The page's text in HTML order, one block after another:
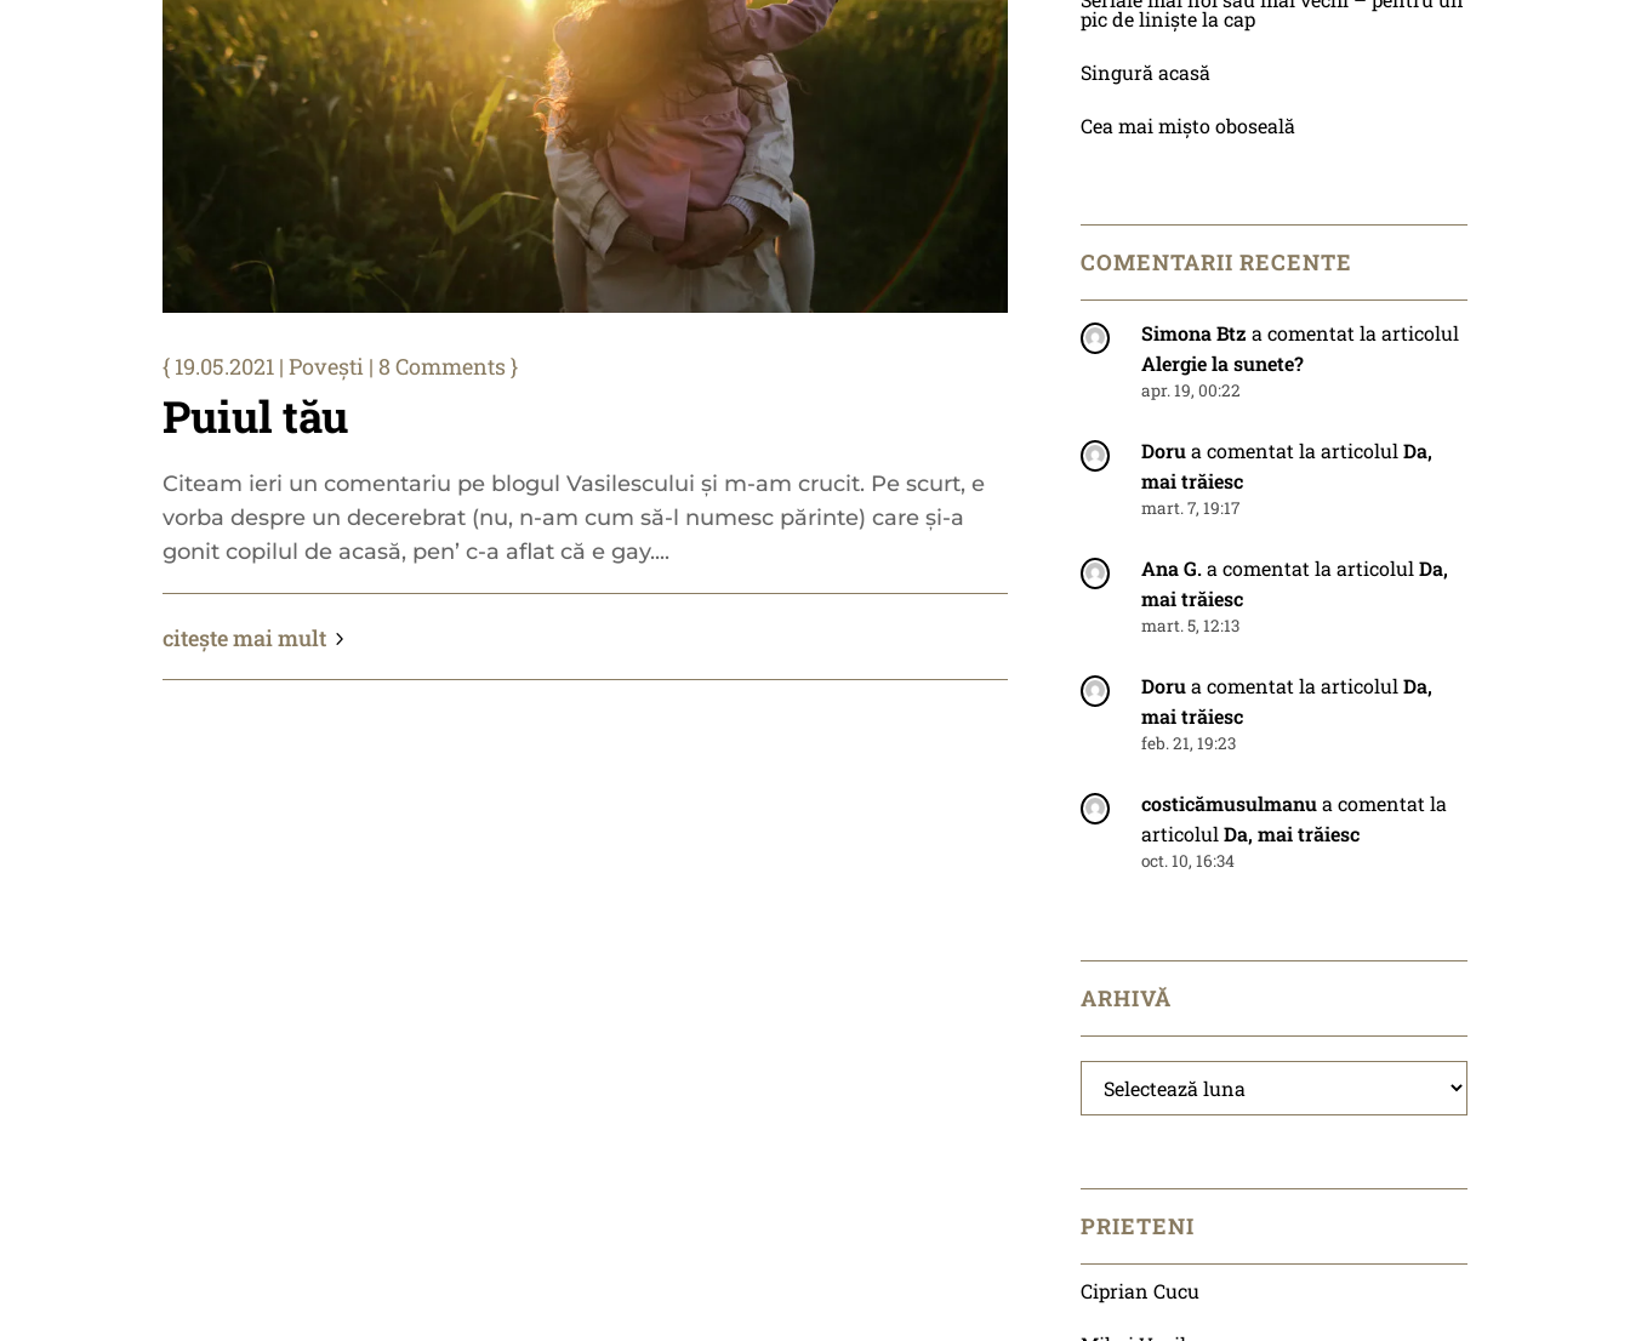
Puiul tău
19.05.2021 |Povești | 8 Comments
Citeam ieri un comentariu pe blogul Vasilescului și m-am crucit. Pe scurt, e
vorba despre un decerebrat (nu, n-am cum să-l numesc părinte) care și-a
gonit copilul de acasă, pen’ c-a aflat că e gay....
citește mai mult
pic de liniște la cap
Singură acasă
Cea mai mișto oboseală
COMENTARII RECENTE
Simona Btz a comentat la articolul
Alergie la sunete?
apr. 19, 00:22
Dorua comentat la articolulDa,
mai trăiesc
mart. 7, 19:17
Ana G.a comentat la articolulDa,
mai trăiesc
mart. 5, 12:13
Dorua comentat la articolulDa,
mai trăiesc
feb. 21, 19:23
costicămusulmanua comentat la
articolulDa, mai trăiesc
oct. 10, 16:34
ARHIVĂ
Arhivă
PRIETENI
Ciprian Cucu